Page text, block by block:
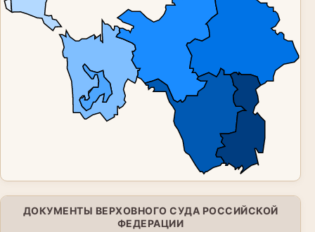
ДОКУМЕНТЫ ВЕРХОВНОГО СУДА РОССИЙСКОЙ
ФЕДЕРАЦИИ